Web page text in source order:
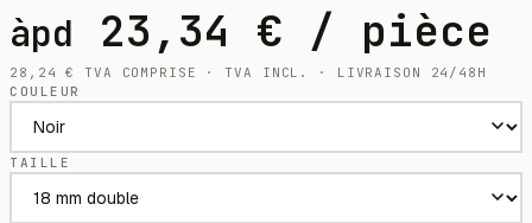
àpd 23,34 € / pièce
28,24€
TVA COMPRISE · TVA INCL. · LIVRAISON 24/48H
COULEUR
TAILLE